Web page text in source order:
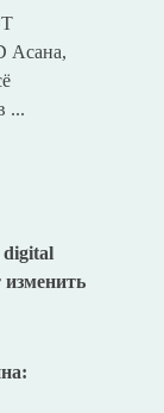
Асана,
...
изменить